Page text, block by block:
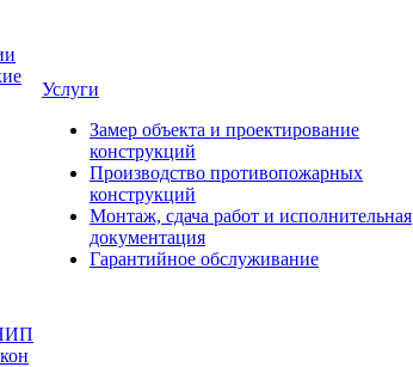
Услуги
Замер объекта и проектирование
конструкций
Производство противопожарных
конструкций
Монтаж, сдача работ и исполнительная
документация
Гарантийное обслуживание